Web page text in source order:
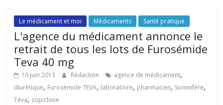
Le médicament et moi Médicaments Santé pratique
L'agence du médicament annonce le
retrait de tous les lots de Furosémide
Teva 40 mg
10 juin 2013 Rédaction agence de médicament,
diurétique, Furosémide TEVA, laboratoire, pharmacien, Somnifère,
Téva, zopiclone